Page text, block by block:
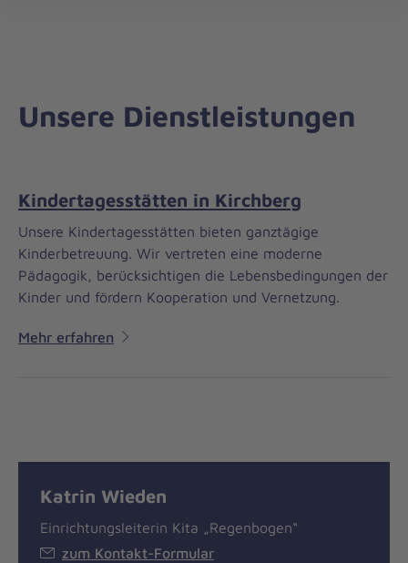
Unsere Dienstleistungen
Kindertagesstätten in Kirchberg
Unsere Kindertagesstätten bieten ganztägige
Kinderbetreuung. Wir vertreten eine moderne
Pädagogik, berücksichtigen die Lebensbedingungen der
Kinder und fördern Kooperation und Vernetzung.
Mehr erfahren
Katrin Wieden
Einrichtungsleiterin Kita „Regenbogen“
zum Kontakt-Formular